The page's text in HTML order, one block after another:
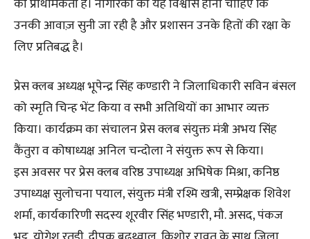
उनकी आवाज़ सुनी जा रही है और प्रशासन उनके हितों की रक्षा के
लिए प्रतिबद्ध है।
प्रेस क्लब अध्यक्ष भूपेन्द्र सिंह कण्डारी ने जिलाधिकारी सविन बंसल
को स्मृति चिन्ह भेंट किया व सभी अतिथियों का आभार व्यक्त
किया। कार्यक्रम का संचालन प्रेस क्लब संयुक्त मंत्री अभय सिंह
कैंतुरा व कोषाध्यक्ष अनिल चन्दोला ने संयुक्त रूप से किया।
इस अवसर पर प्रेस क्लब वरिष्ठ उपाध्यक्ष अभिषेक मिश्रा, कनिष्ठ
उपाध्यक्ष सुलोचना पयाल, संयुक्त मंत्री रश्मि खत्री, सम्प्रेक्षक शिवेश
शर्मा, कार्यकारिणी सदस्य शूरवीर सिंह भण्डारी, मौ. असद, पंकज